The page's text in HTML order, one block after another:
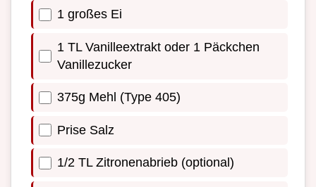
1 großes Ei
1 TL Vanilleextrakt oder 1 Päckchen
Vanillezucker
375g Mehl (Type 405)
Prise Salz
1/2 TL Zitronenabrieb (optional)